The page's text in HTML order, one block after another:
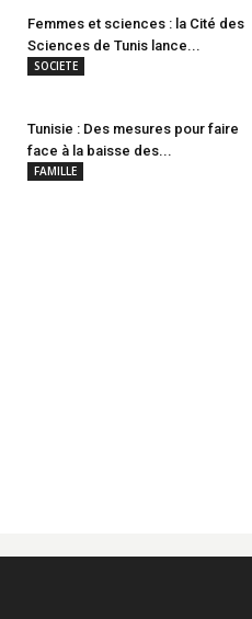
Femmes et sciences : la Cité des
Sciences de Tunis lance...
SOCIETE
Tunisie : Des mesures pour faire
face à la baisse des...
FAMILLE